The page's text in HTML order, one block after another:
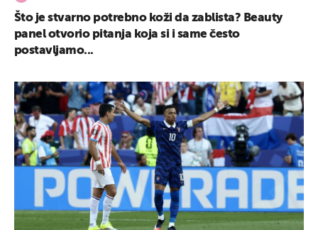
Što je stvarno potrebno koži da zablista? Beauty
panel otvorio pitanja koja si i same često
postavljamo...